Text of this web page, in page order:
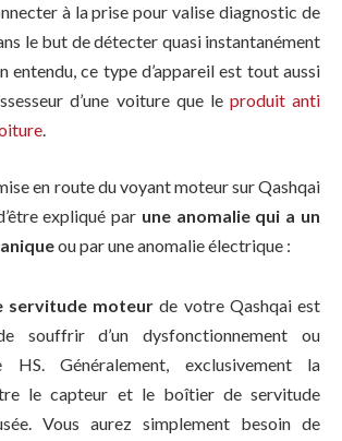
à la prise pour valise diagnostic de
le but de détecter quasi instantanément
entendu, ce type d’appareil est tout aussi
d’une voiture que le produit anti
.
en route du voyant moteur sur Qashqai
expliqué par une anomalie qui a un
ou par une anomalie électrique :
servitude moteur de votre Qashqai est
souffrir d’un dysfonctionnement ou
Généralement, exclusivement la
le capteur et le boîtier de servitude
Vous aurez simplement besoin de